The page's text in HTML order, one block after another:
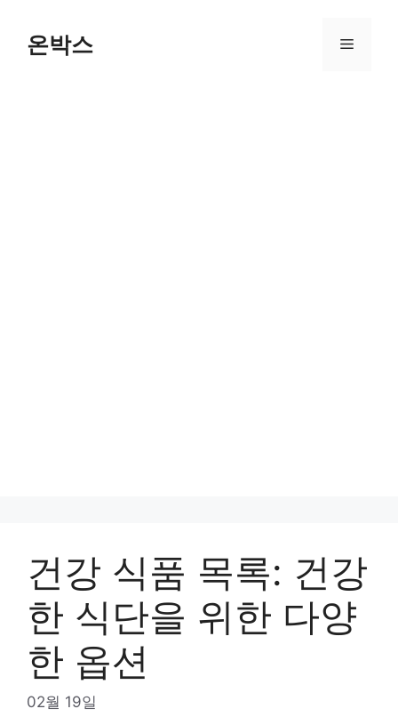
content온박스 Menu
건강 식품 목록: 건강
한 식단을 위한 다양
한 옵션
02월 19일